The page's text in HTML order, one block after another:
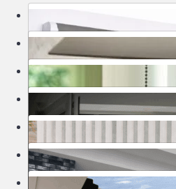
Commande intelligente
Moustiquaires
Rideaux
Stores bannes
Pergolas